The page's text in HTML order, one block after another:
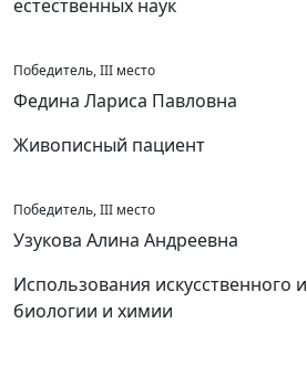
естественных наук
Победитель, III место
Федина Лариса Павловна
Живописный пациент
Победитель, III место
Узукова Алина Андреевна
Использования искусственного
биологии и химии